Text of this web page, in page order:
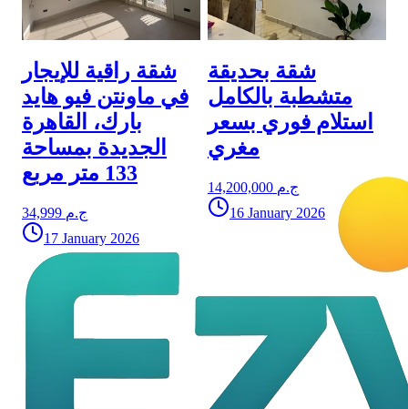
شقة راقية للإيجار
في ماونتن فيو هايد
بارك، القاهرة
الجديدة بمساحة
133 متر مربع
34,999 ج.م
17 January 2026
شقة بحديقة
متشطبة بالكامل
استلام فوري بسعر
مغري
14,200,000 ج.م
16 January 2026